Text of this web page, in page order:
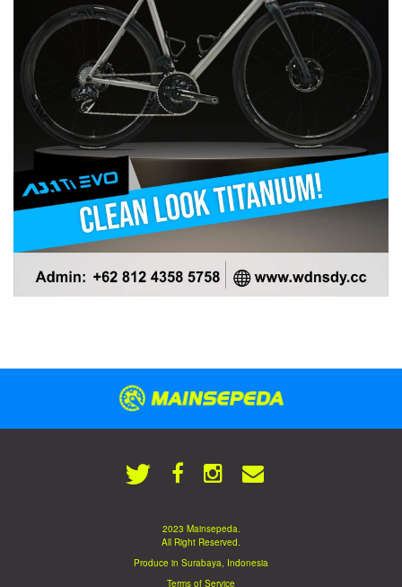
2023 Mainsepeda.
All Right Reserved.
Produce in Surabaya, Indonesia
Terms of Service